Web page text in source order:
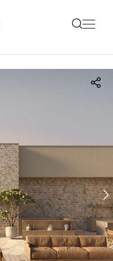
Twitter
COPIAR